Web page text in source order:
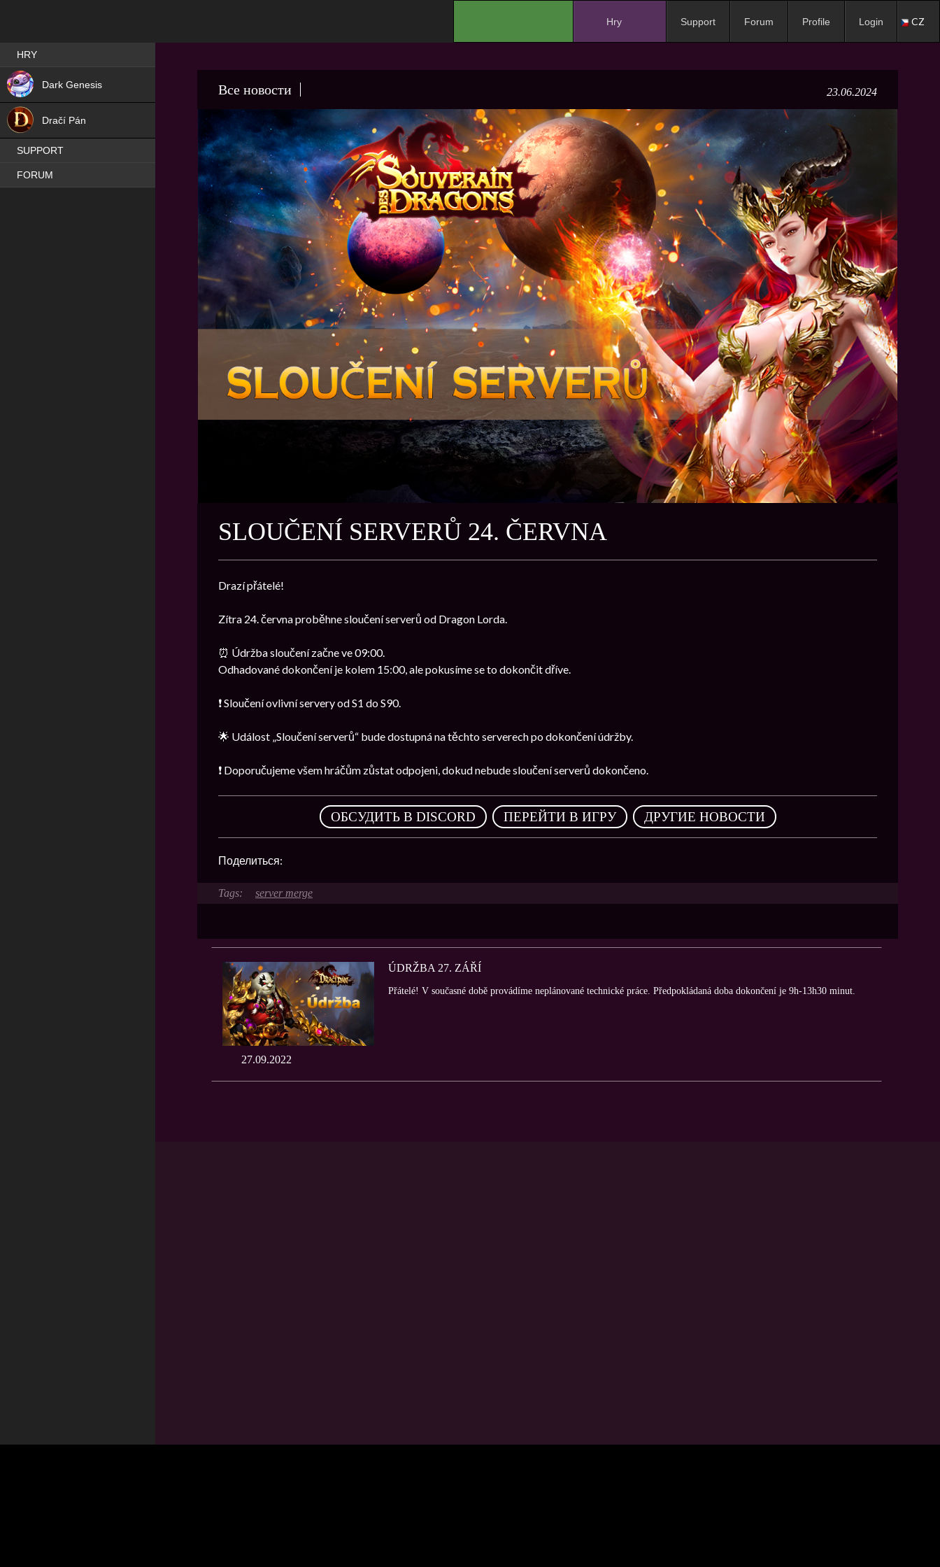
Hry Support Forum Profile Login CZ
Все новости 23.06.2024
SLOUČENÍ SERVERŮ 24. ČERVNA
Drazí přátelé!
Zítra 24. června proběhne sloučení serverů od Dragon Lorda.
⏰ Údržba sloučení začne ve 09:00.
Odhadované dokončení je kolem 15:00, ale pokusíme se to dokončit dříve.
❗ Sloučení ovlivní servery od S1 do S90.
🌟 Událost „Sloučení serverů“ bude dostupná na těchto serverech po dokončení údržby.
❗ Doporučujeme všem hráčům zůstat odpojeni, dokud nebude sloučení serverů dokončeno.
ОБСУДИТЬ В DISCORD , ПЕРЕЙТИ В ИГРУ , ДРУГИЕ НОВОСТИ
Поделиться:
server merge
27.09.2022
ÚDRŽBA 27. ZÁŘÍ
Přátelé! V současné době provádíme neplánované technické práce. Předpokládaná doba dokončení je 9h-13h30 minut.
Best RPG games in Čeština
HRY
Dark Genesis
Dračí Pán
SUPPORT
FORUM